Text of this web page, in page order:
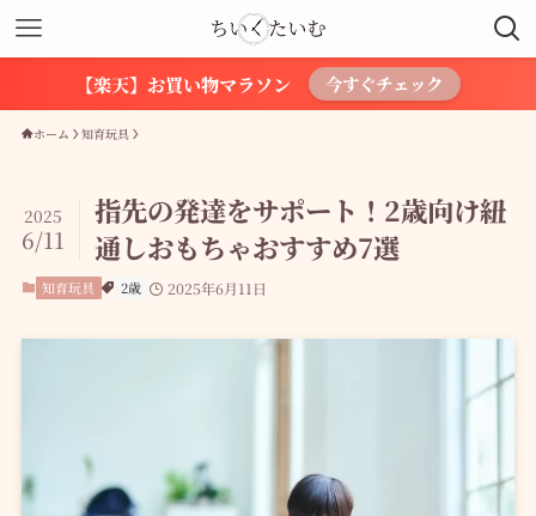
【楽天】お買い物マラソン 今すぐチェック
ホーム 知育玩具
指先の発達をサポート！2歳向け紐
通しおもちゃおすすめ7選
2025
6/11
知育玩具 2歳 2025年6月11日